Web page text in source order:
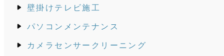
壁掛けテレビ施工
パソコンメンテナンス
カメラセンサークリーニング